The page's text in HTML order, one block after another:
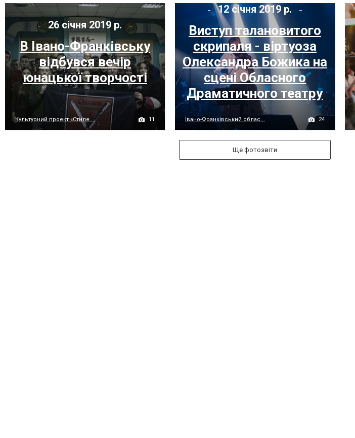
26 січня 2019 р.
В Івано-Франківську
відбувся вечір
юнацької творчості
Культурний проект «Стиле... 11
12 січня 2019 р.
Виступ талановитого
скрипаля - віртуоза
Олександра Божика на
сцені Обласного
Драматичного театру
Івано-Франківський облас... 24
Ще фотозвіти